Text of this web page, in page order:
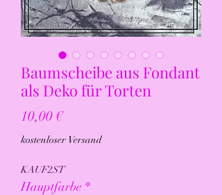
Baumscheibe aus Fondant
als Deko für Torten
10,00 €Preis
kostenloser Versand
KAUF2ST
Hauptfarbe *